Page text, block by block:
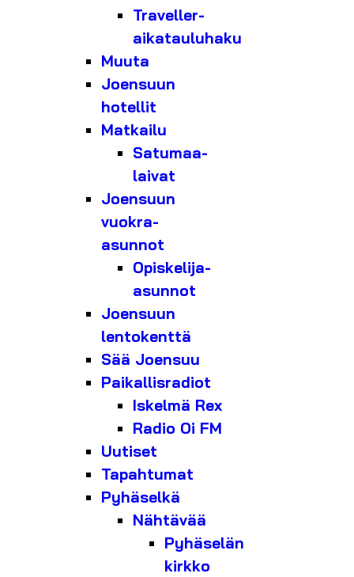
Traveller-
aikatauluhaku
Muuta
Joensuun
hotellit
Matkailu
Satumaa-
laivat
Joensuun
vuokra-
asunnot
Opiskelija-
asunnot
Joensuun
lentokenttä
Sää Joensuu
Paikallisradiot
Iskelmä Rex
Radio Oi FM
Uutiset
Tapahtumat
Pyhäselkä
Nähtävää
Pyhäselän
kirkko